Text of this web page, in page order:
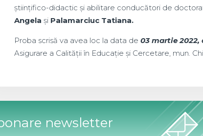
științifico-didactic și abilitare conducători de
Angela și Palamarciuc Tatiana.
Proba scrisă va avea loc la data de 03 martie 2022,
Asigurare a Calității în Educație și Cercetare, mun.
newsletter